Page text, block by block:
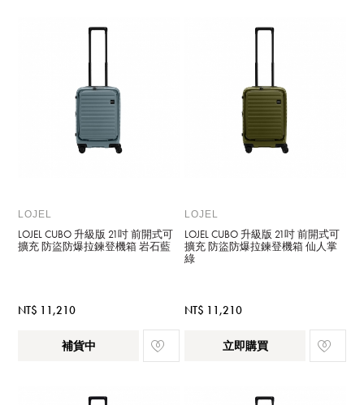
LOJEL
LOJEL CUBO 升級版 21吋 前開式可
擴充 防盜防爆拉鍊登機箱 岩石藍
NT$ 11,210
補貨中
LOJEL
LOJEL CUBO 升級版 21吋 前開式可
擴充 防盜防爆拉鍊登機箱 仙人掌
綠
NT$ 11,210
立即購買